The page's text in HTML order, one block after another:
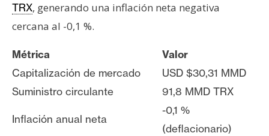
TRX, generando una inflación neta negativa
cercana al -0,1 %.
Métrica
Valor
Capitalización de mercado
USD $30,31 MMD
Suministro circulante
91,8 MMD TRX
Inflación anual neta
-0,1 %
(deflacionario)